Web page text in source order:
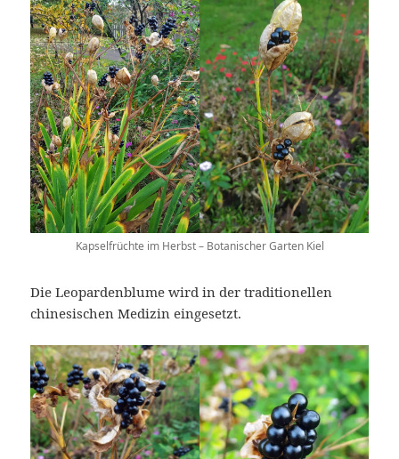
Kapselfrüchte im Herbst – Botanischer Garten Kiel
Die Leopardenblume wird in der traditionellen
chinesischen Medizin eingesetzt.